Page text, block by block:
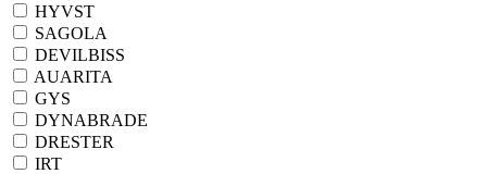
HYVST
SAGOLA
DEVILBISS
AUARITA
GYS
DYNABRADE
DRESTER
IRT